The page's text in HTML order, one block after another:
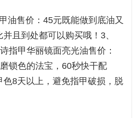
油售价：45元既能做到底油又
且到处都可以购买哦！3、
指甲华丽镜面亮光油售价：
锁色的法宝，60秒快干配
色8天以上，避免指甲破损，脱